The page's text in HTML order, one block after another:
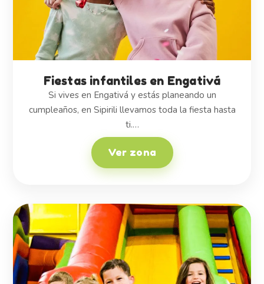
Fiestas infantiles en Engativá
Si vives en Engativá y estás planeando un
cumpleaños, en Sipirili llevamos toda la fiesta hasta
ti.…
Ver zona